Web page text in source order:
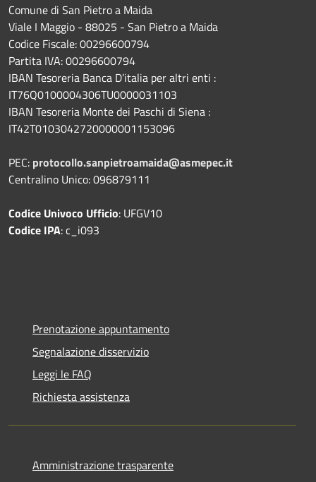
Comune di San Pietro a Maida
Viale I Maggio - 88025 - San Pietro a Maida
Codice Fiscale: 00296600794
Partita IVA: 00296600794
IBAN Tesoreria Banca D’italia per altri enti :
IT76Q0100004306TU0000031103
IBAN Tesoreria Monte dei Paschi di Siena :
IT42T0103042720000001153096
PEC: protocollo.sanpietroamaida@asmepec.it
Centralino Unico: 096879111
Codice Univoco Ufficio: UFGV10
Codice IPA: c_i093
Prenotazione appuntamento
Segnalazione disservizio
Leggi le FAQ
Richiesta assistenza
Amministrazione trasparente